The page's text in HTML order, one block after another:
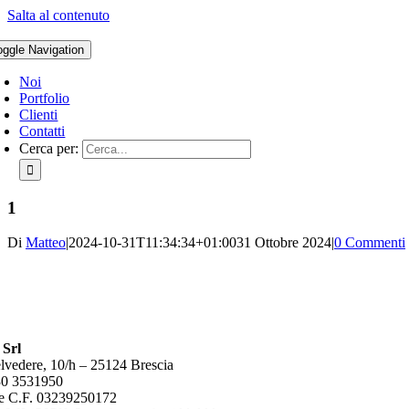
Salta al contenuto
Navigation
Noi
Portfolio
Clienti
Contatti
Cerca per:
1
Di Matteo|2024-10-31T11:34:34+01:0031 Ottobre 2024|0 Commenti
Srl
10/h – 25124 Brescia
3531950
C.F. 03239250172